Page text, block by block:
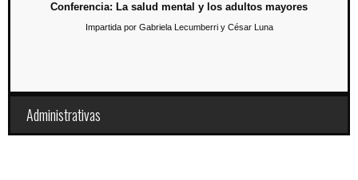
Conferencia: La salud mental y los adultos mayores
Impartida por Gabriela Lecumberri y César Luna
Administrativas